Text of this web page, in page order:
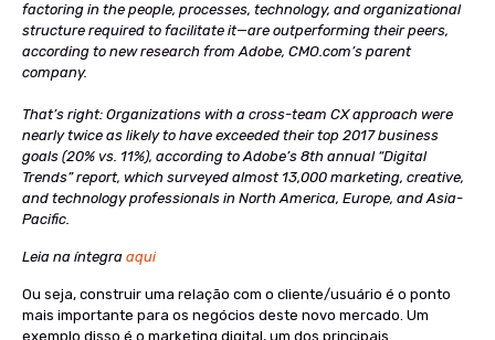
factoring in the people, processes, technology, and organizational
structure required to facilitate it—are outperforming their peers,
according to new research from Adobe, CMO.com’s parent
company.
That’s right: Organizations with a cross-team CX approach were
nearly twice as likely to have exceeded their top 2017 business
goals (20% vs. 11%), according to Adobe’s 8th annual “Digital
Trends” report, which surveyed almost 13,000 marketing, creative,
and technology professionals in North America, Europe, and Asia-
Pacific.
Leia na íntegra aqui
Ou seja, construir uma relação com o cliente/usuário é o ponto
mais importante para os negócios deste novo mercado. Um
exemplo disso é o marketing digital, um dos principais